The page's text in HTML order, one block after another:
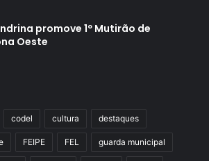
promove 1º Mutirão de
Oeste
codel cultura destaques
FEIPE FEL guarda municipal